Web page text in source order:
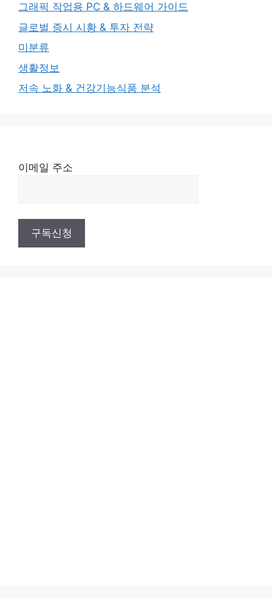
그래픽 작업용 PC & 하드웨어 가이드
글로벌 증시 시황 & 투자 전략
미분류
생활정보
저속 노화 & 건강기능식품 분석
이메일 주소